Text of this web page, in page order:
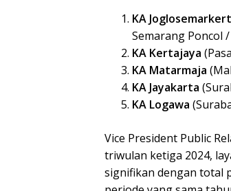
KA
Semarang Poncol
KA Kertajaya
KA Matarmaja
KA Jayakarta
KA Logawa
Vice President Public
triwulan ketiga 2024,
signifikan dengan total